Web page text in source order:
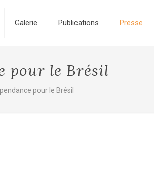
Galerie Publications Presse
pour le Brésil
pour le Brésil